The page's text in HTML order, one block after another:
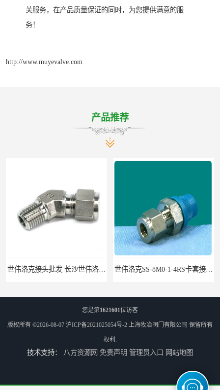
关服务，在产品质量保证的同时，为您提供满意的服
务！
http://www.muyevalve.com
产品推荐
您是第1621601位访客
版权所有 ©2026-08-07 沪ICP备2021025054号-2 上海牧冶阀门有限公司 保留所有
权利.
技术支持： 八方资源网 免责声明 管理员入口 网站地图